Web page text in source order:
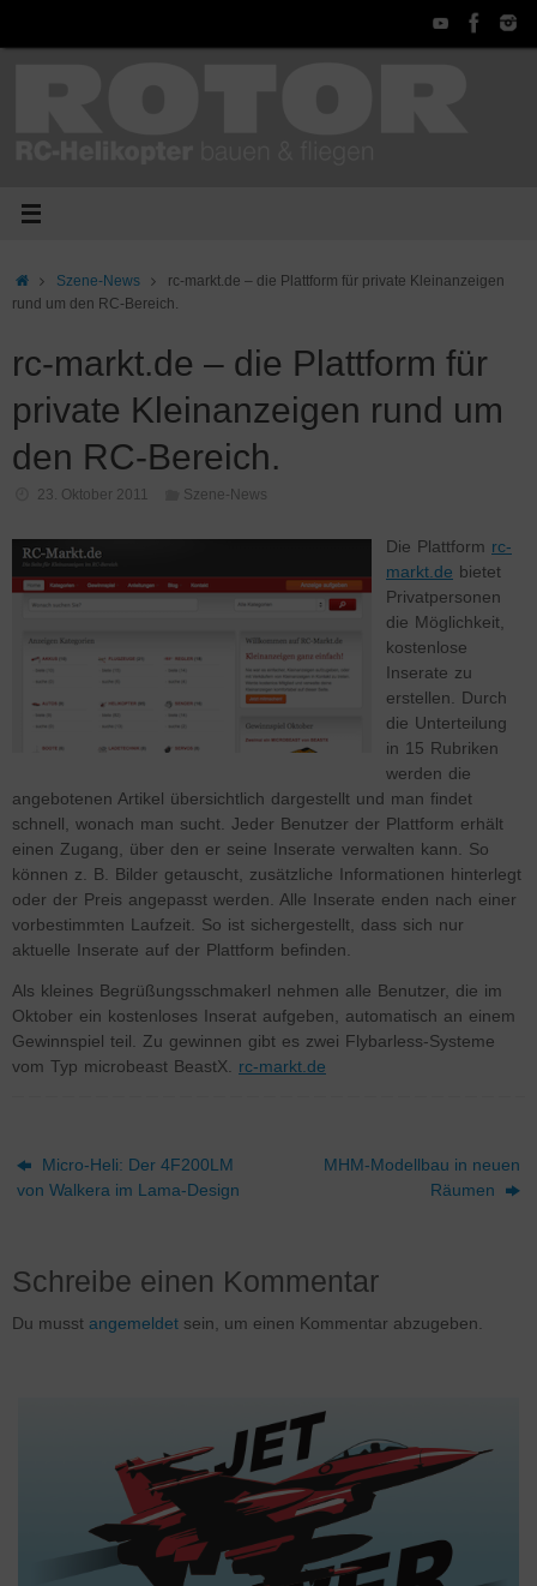
StartSzene-News
rc-markt.de – die Plattform für private Kleinanzeigen
rund um den RC-Bereich.
rc-markt.de – die Plattform für
private Kleinanzeigen rund um
den RC-Bereich.
23. Oktober 2011 Szene-News
Die Plattform rc-
markt.de bietet
Privatpersonen
die Möglichkeit,
kostenlose
Inserate zu
erstellen. Durch
die Unterteilung
in 15 Rubriken
werden die
angebotenen Artikel übersichtlich dargestellt und man findet
schnell, wonach man sucht. Jeder Benutzer der Plattform erhält
einen Zugang, über den er seine Inserate verwalten kann. So
können z. B. Bilder getauscht, zusätzliche Informationen hinterlegt
oder der Preis angepasst werden. Alle Inserate enden nach einer
vorbestimmten Laufzeit. So ist sichergestellt, dass sich nur
aktuelle Inserate auf der Plattform befinden.
Als kleines Begrüßungsschmakerl nehmen alle Benutzer, die im
Oktober ein kostenloses Inserat aufgeben, automatisch an einem
Gewinnspiel teil. Zu gewinnen gibt es zwei Flybarless-Systeme
vom Typ microbeast BeastX. rc-markt.de
Micro-Heli: Der 4F200LM
von Walkera im Lama-Design
MHM-Modellbau in neuen
Räumen
Schreibe einen Kommentar
Du musst angemeldet sein, um einen Kommentar abzugeben.